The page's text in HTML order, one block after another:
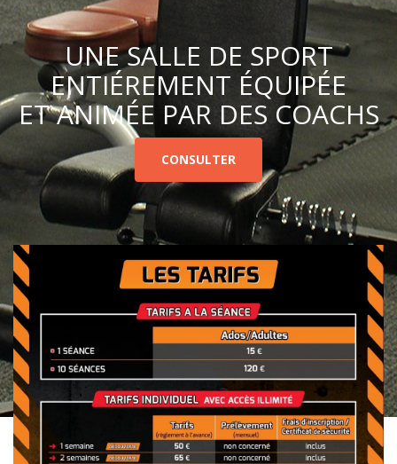
UNE SALLE DE SPORT
ENTIÉREMENT ÉQUIPÉE
ET ANIMÉE PAR DES COACHS
CONSULTER